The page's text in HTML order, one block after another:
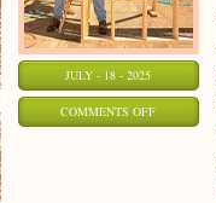
JULY - 18 - 2025
COMMENTS OFFON